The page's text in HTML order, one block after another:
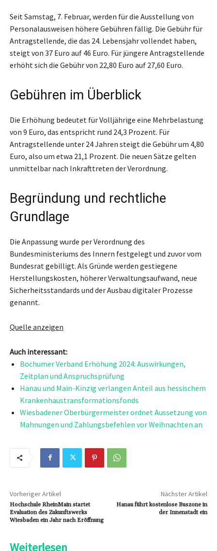
Seit Samstag, 7. Februar, werden für die Ausstellung von
Personalausweisen höhere Gebühren fällig. Die Gebühr für
Antragstellende, die das 24. Lebensjahr vollendet haben,
steigt von 37 Euro auf 46 Euro. Für jüngere Antragstellende
erhöht sich die Gebühr von 22,80 Euro auf 27,60 Euro.
Gebühren im Überblick
Die Erhöhung bedeutet für Volljährige eine Mehrbelastung
von 9 Euro, das entspricht rund 24,3 Prozent. Für
Antragstellende unter 24 Jahren steigt die Gebühr um 4,80
Euro, also um etwa 21,1 Prozent. Die neuen Sätze gelten
unmittelbar nach Inkrafttreten der Verordnung.
Begründung und rechtliche
Grundlage
Die Anpassung wurde per Verordnung des
Bundesministeriums des Innern festgelegt und zuvor vom
Bundesrat gebilligt. Als Gründe werden gestiegene
Herstellungskosten, höherer Verwaltungsaufwand, neue
Sicherheitsstandards und der Ausbau digitaler Prozesse
genannt.
Quelle anzeigen
Auch interessant:
Bochumer Verband Erhöhung 2024: Auswirkungen,
Zeitplan und Anspruchsprüfung
Hanau und Main-Kinzig verlangen Anteil aus hessischem
Krankenhaustransformationsfonds
Wiesbadener Oberbürgermeister ordnet Aussetzung von
Mahnungen und Zahlungsbefehlen vor Weihnachten an
Vorheriger Artikel
Hochschule RheinMain startet
Evaluation des Zukunftswerks
Wiesbaden ein Jahr nach Eröffnung
Nächster Artikel
Hanau führt kostenlose Buszone in
der Innenstadt ein
Weiterlesen